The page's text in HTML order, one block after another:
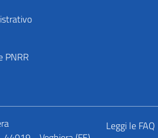
PNRR
Leggi le FAQ